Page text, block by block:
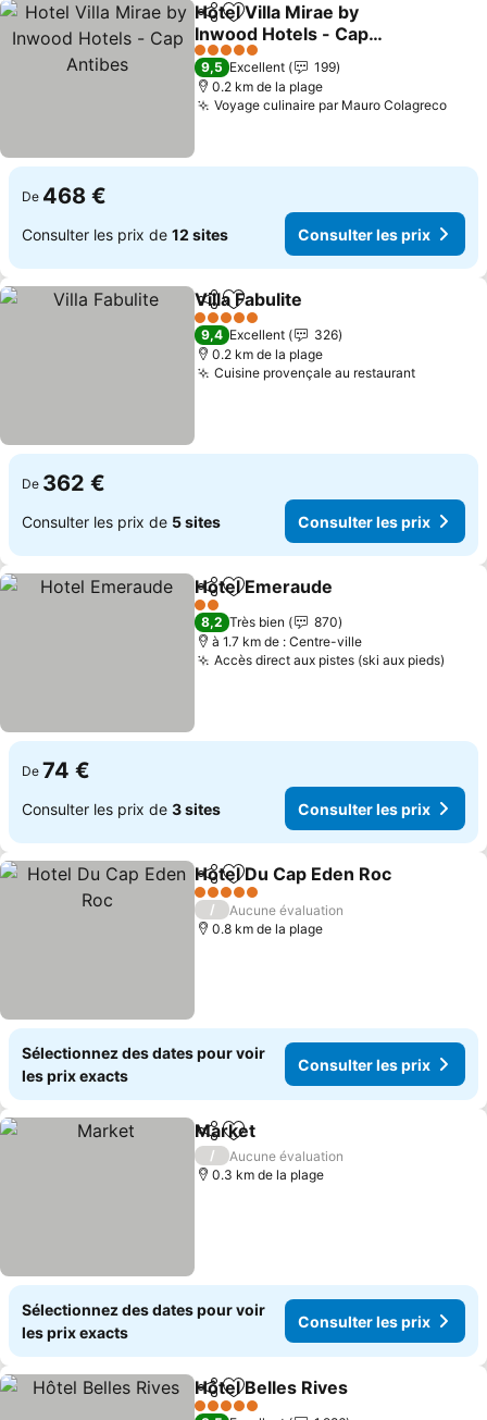
PartagerAjouter à mes favoris
Hotel Villa Mirae by
Inwood Hotels - Cap
Antibes
Consulter les prix
5 Étoiles
9,5 Excellent
199
0.2 km de la plage
Voyage culinaire par Mauro Colagreco
De 468 €
Consulter les prix de 12 sites Consulter les prix
PartagerAjouter à mes favoris
Villa Fabulite
5 Étoiles
9,4 Excellent
326
0.2 km de la plage
Cuisine provençale au restaurant
De 362 €
Consulter les prix de 5 sites Consulter les prix
PartagerAjouter à mes favoris
Hotel Emeraude
2 Étoiles
8,2 Très bien
870
à 1.7 km de : Centre-ville
Accès direct aux pistes (ski aux pieds)
De 74 €
Consulter les prix de 3 sites Consulter les prix
PartagerAjouter à mes favoris
Hotel Du Cap Eden Roc
5 Étoiles
/
Aucune évaluation
0.8 km de la plage
Sélectionnez des dates pour voir
les prix exacts
Consulter les prix
PartagerAjouter à mes favoris
Market
/
Aucune évaluation
0.3 km de la plage
Sélectionnez des dates pour voir
les prix exacts
Consulter les prix
PartagerAjouter à mes favoris
Hôtel Belles Rives
5 Étoiles